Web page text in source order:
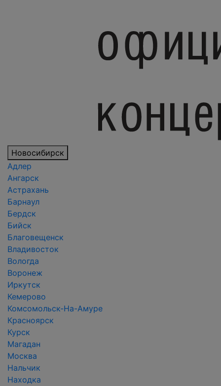
Новосибирск
Адлер
Ангарск
Астрахань
Барнаул
Бердск
Бийск
Благовещенск
Владивосток
Вологда
Воронеж
Иркутск
Кемерово
Комсомольск-На-Амуре
Красноярск
Курск
Магадан
Москва
Нальчик
Находка